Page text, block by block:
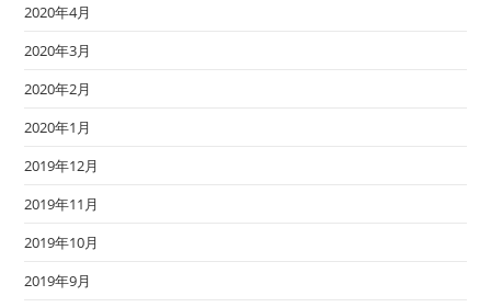
2020年4月
2020年3月
2020年2月
2020年1月
2019年12月
2019年11月
2019年10月
2019年9月